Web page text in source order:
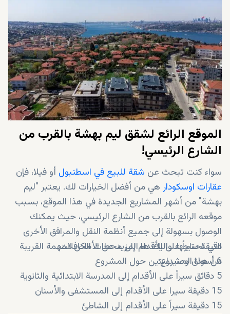
سيتم تسليم وحدات البلوك B خلال شهرين
سيتم تسليم وحدات البلوك C خلال 5 شهور
المشروع بأكمله مناسب للحصول على الجنسية التركية
سند الملكية جاهز
مصمم بأجود الخامات عالية الجودة
الموقع الرائع لشقق ليم بهشة بالقرب من
الشارع الرئيسي!
سواء كنت تبحث عن شقة للبيع في اسطنبول أو فيلا، فإن
عقارات اوسكودار هي من أفضل الخيارات لك. يعتبر "ليم
بهشة" من أشهر المشاريع الجديدة في هذا الموقع، بسبب
موقعه الرائع بالقرب من الشارع الرئيسي، حيث يمكنك
الوصول بسهولة إلى جميع أنظمة النقل والمرافق الأخرى
التي تحتاجها. واليك ها المزيد عن الأماكن المهمة القريبة
من هذا المشروع:
دقيقة سيراً على الأقدام إلى محطات الحافلات
6 أسواق وصيدليتين حول المشروع
5 دقائق سيراً على الأقدام إلى المدرسة الابتدائية والثانوية
15 دقيقة سيرا على الأقدام إلى المستشفى والأسنان
15 دقيقة سيراً على الأقدام إلى الشاطئ